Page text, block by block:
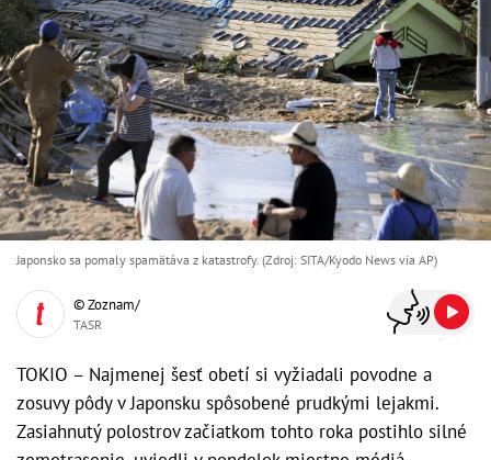
Japonsko sa pomaly spamätáva z katastrofy. (Zdroj: SITA/Kyodo News via AP)
© Zoznam/
TASR
TOKIO – Najmenej šesť obetí si vyžiadali povodne a
zosuvy pôdy v Japonsku spôsobené prudkými lejakmi.
Zasiahnutý polostrov začiatkom tohto roka postihlo silné